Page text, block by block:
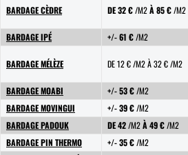
BARDAGE CÈDRE DE 32 €/M2À 85 €/M2
BARDAGE IPÉ
+/- 61 €/M2
BARDAGE MÉLÈZE DE 12 € /M2 À 32 € /M2
BARDAGE MOABI
+/- 53 €/M2
BARDAGE MOVINGUI
+/- 39 €/M2
BARDAGE PADOUK
DE 42/M2À 49 €/M2
BARDAGE PIN THERMO
+/- 35 €/M2